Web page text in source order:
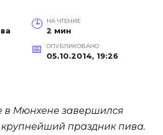
НА ЧТЕНИЕ
2 мин
ОПУБЛИКОВАНО
05.10.2014, 19:26
в Мюнхене завершился
праздник пива.